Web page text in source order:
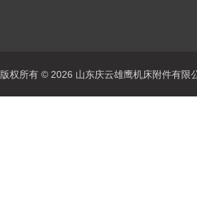
版权所有 © 2026 山东庆云雄鹰机床附件有